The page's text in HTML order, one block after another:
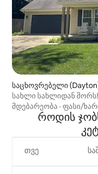
საცხოვრებელი
სახლი სახლიდან შორს!
მდებარეობა · ფასი/
როდის
თვე